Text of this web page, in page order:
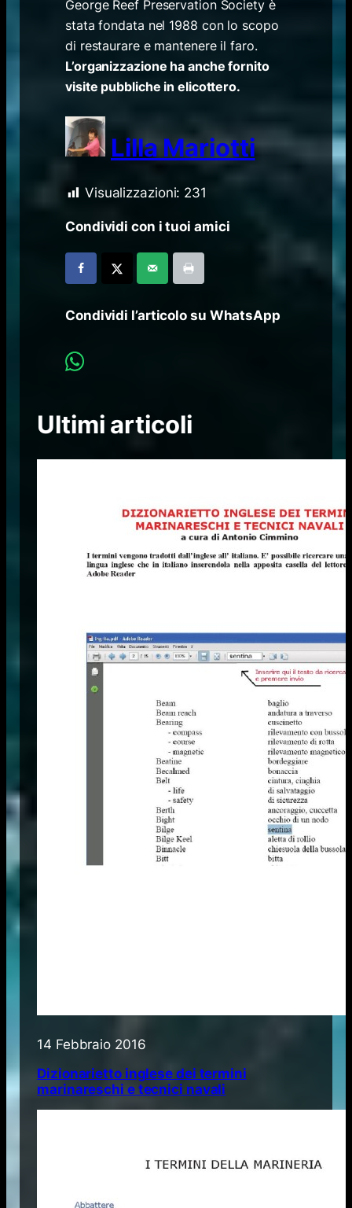
George Reef Preservation Society è
stata fondata nel 1988 con lo scopo
di restaurare e mantenere il faro.
L’organizzazione ha anche fornito
visite pubbliche in elicottero.
Lilla Mariotti
Visualizzazioni: 231
Condividi con i tuoi amici
Condividi l’articolo su WhatsApp
Ultimi articoli
14 Febbraio 2016
Dizionarietto inglese dei termini
marinareschi e tecnici navali